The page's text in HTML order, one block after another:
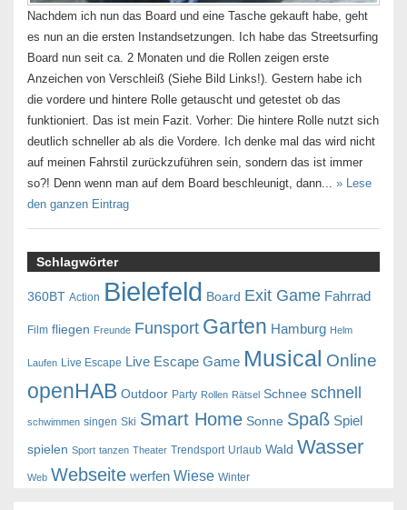
Nachdem ich nun das Board und eine Tasche gekauft habe, geht
es nun an die ersten Instandsetzungen. Ich habe das Streetsurfing
Board nun seit ca. 2 Monaten und die Rollen zeigen erste
Anzeichen von Verschleiß (Siehe Bild Links!). Gestern habe ich
die vordere und hintere Rolle getauscht und getestet ob das
funktioniert. Das ist mein Fazit. Vorher: Die hintere Rolle nutzt sich
deutlich schneller ab als die Vordere. Ich denke mal das wird nicht
auf meinen Fahrstil zurückzuführen sein, sondern das ist immer
so?! Denn wenn man auf dem Board beschleunigt, dann... » Lese
den ganzen Eintrag
Schlagwörter
360BT Action Bielefeld Board Exit Game Fahrrad
Film fliegen Freunde Funsport Garten Hamburg Helm
Laufen Live Escape Live Escape Game Musical Online
openHAB Outdoor Party Rollen Rätsel Schnee schnell
schwimmen singen Ski Smart Home Sonne Spaß Spiel
spielen Sport tanzen Theater Trendsport Urlaub Wald Wasser
Web Webseite werfen Wiese Winter